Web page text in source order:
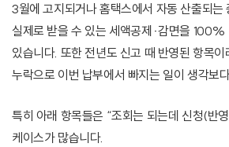
3월에 고지되거나 홈택스에서 자동 산출되는
실제로 받을 수 있는 세액공제·감면을
있습니다. 또한 전년도 신고 때 반영된 항목
누락으로 이번 납부에서 빠지는 일이 생각보
특히 아래 항목들은 “조회는 되는데 신청(반
케이스가 많습니다.